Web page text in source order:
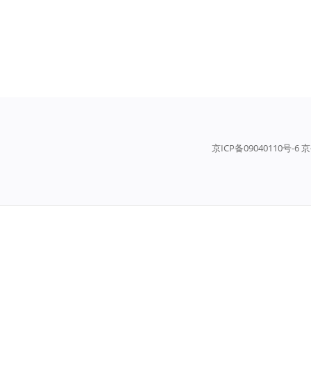
京ICP备09040110号-6